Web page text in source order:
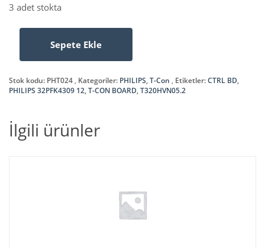
3 adet stokta
T320HVN05.2
BD
,PHILIPS
CON
BOARD
Sepete Ekle
Stok kodu: PHT024 Kategoriler: PHILIPS,T-Con Etiketler:CTRL BD,
PHILIPS 32PFK4309 12,T-CON BOARD,T320HVN05.2
İlgili ürünler